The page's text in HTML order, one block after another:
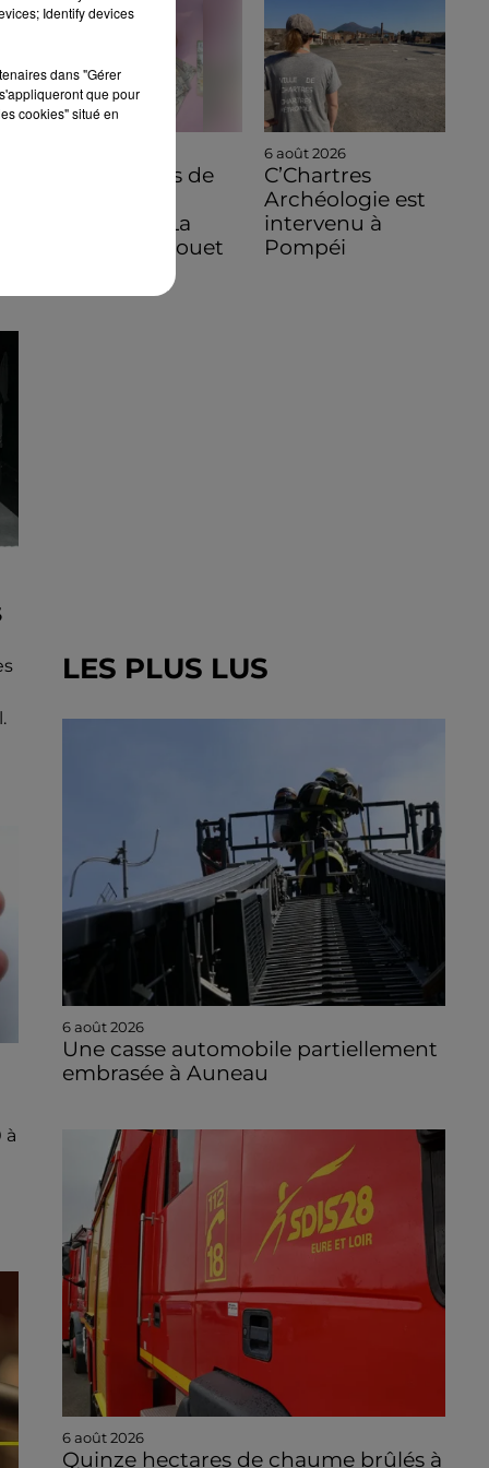
à
C'est à vous de
découvrir La
Bazoche-Gouet
6 août 2026
C’Chartres
Archéologie est
intervenu à
Pompéi
LES PLUS LUS
6 août 2026
Une casse automobile partiellement
embrasée à Auneau
6 août 2026
Quinze hectares de chaume brûlés à
Identify devices
dans "Gérer
que pour
cookies" situé en